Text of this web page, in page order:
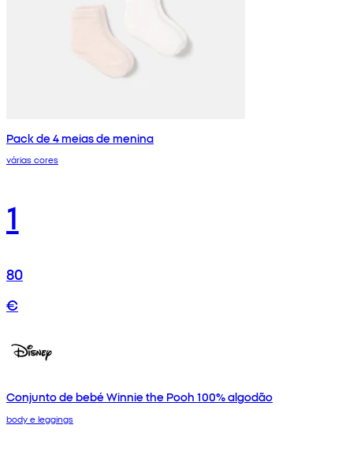
Pack de 4 meias de menina
várias cores
1
80
€
Conjunto de bebé Winnie the Pooh 100% algodão
body e leggings